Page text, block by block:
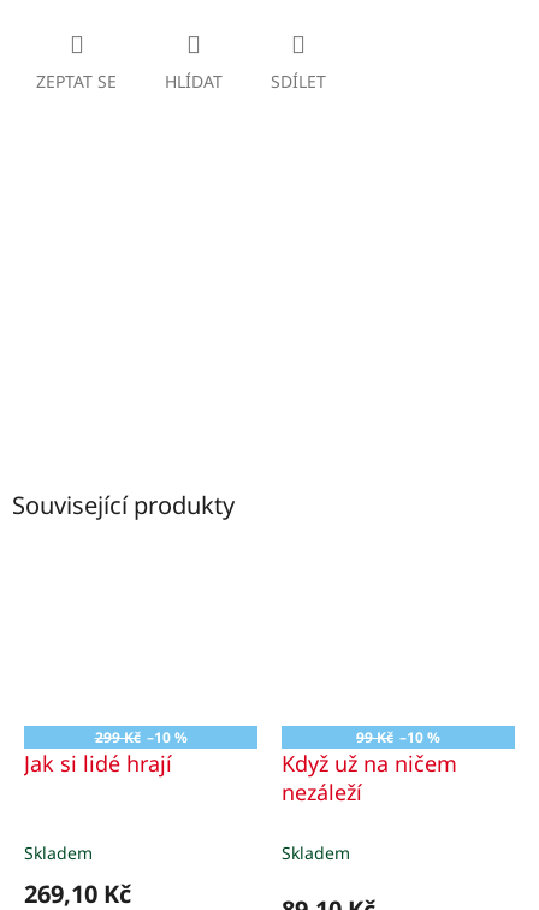
ZEPTAT SE HLÍDAT SDÍLET
Související produkty
299 Kč –10 %
Jak si lidé hrají
Skladem
269,10 Kč
99 Kč –10 %
Když už na ničem
nezáleží
Skladem